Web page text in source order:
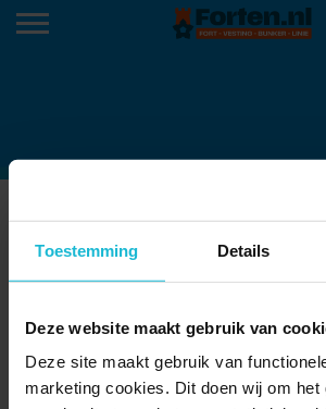
Toestemming Details
Deze website maakt gebruik van
Deze site maakt gebruik van
marketing cookies. Dit doen wij om het